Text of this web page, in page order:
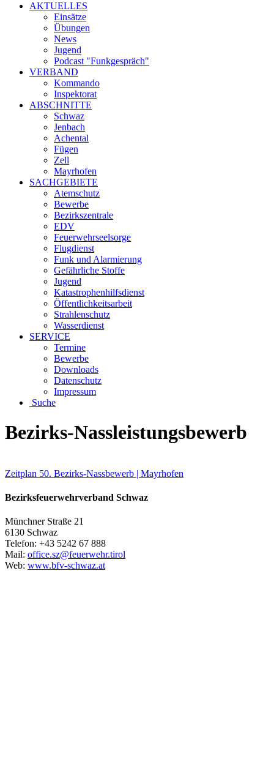
AKTUELLES
Einsätze
Übungen
News
Jugend
Podcast "Funkgespräch"
VERBAND
Kommando
Inspektorat
ABSCHNITTE
Schwaz
Jenbach
Achental
Fügen
Zell
Mayrhofen
SACHGEBIETE
Atemschutz
Bewerbe
Bezirkszentrale
EDV
Feuerwehrseelsorge
Flugdienst
Funk und Alarmierung
Gefährliche Stoffe
Jugend
Katastrophenhilfsdienst
Öffentlichkeitsarbeit
Strahlenschutz
Wasserdienst
SERVICE
Termine
Bewerbe
Downloads
Datenschutz
Impressum
Suche
Bezirks-Nassleistungsbewerb
Zeitplan 50. Bezirks-Nassbewerb | Mayrhofen
Bezirksfeuerwehrverband Schwaz
Münchner Straße 21
6130 Schwaz
Telefon: +43 5242 67 888
Mail: office.sz@feuerwehr.tirol
Web: www.bfv-schwaz.at